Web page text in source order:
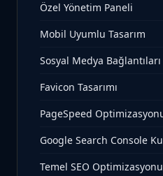
Özel Yönetim Paneli
Mobil Uyumlu Tasarım
Sosyal Medya Bağlantıları
Favicon Tasarımı
PageSpeed
Google Search Console
Temel SEO Optimizasyonu